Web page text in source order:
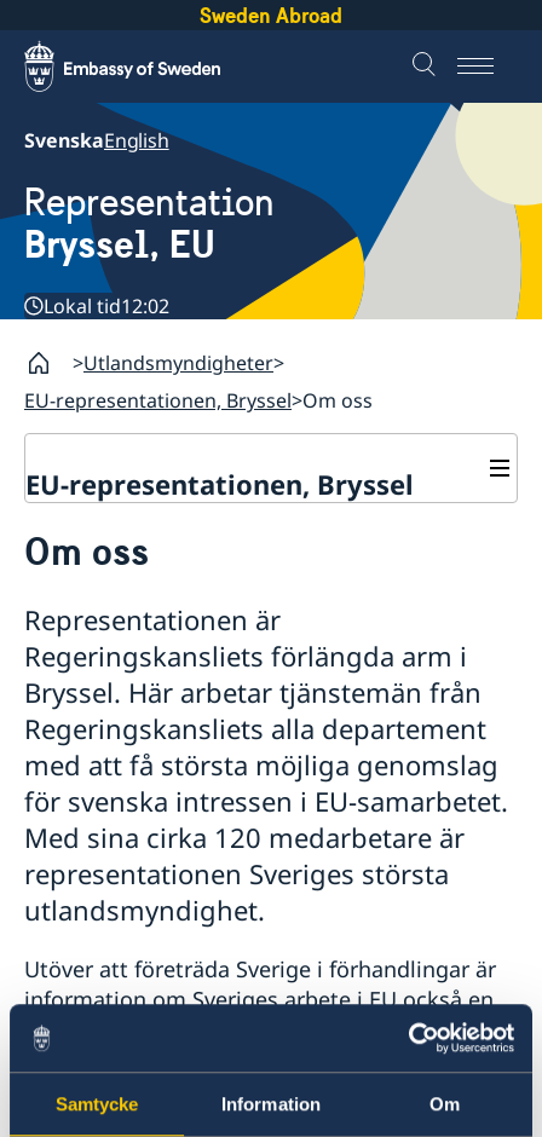
Samtycke Information Om
Sweden Abroad
SvenskaEnglish
Representation
Bryssel, EU
Lokal tid12:02
Utlandsmyndigheter
EU-representationen, Bryssel Om oss
EU-representationen, Bryssel
Om oss
Om oss
Representationen är
Regeringskansliets förlängda arm i
Bryssel. Här arbetar tjänstemän från
Regeringskansliets alla departement
med att få största möjliga genomslag
för svenska intressen i EU-samarbetet.
Med sina cirka 120 medarbetare är
representationen Sveriges största
utlandsmyndighet.
Utöver att företräda Sverige i förhandlingar är
information om Sveriges arbete i EU också en
viktig uppgift. Representationen tar emot ett
150-tal svenska besöksgrupper eller totalt 3
500 personer per år. Det handlar om såväl
skolklasser som expertgrupper och